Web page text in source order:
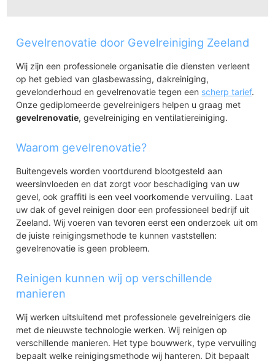
Retranchement
Gevelrenovatie door Gevelreiniging Zeeland
Wij zijn een professionele organisatie die diensten verleent
op het gebied van glasbewassing, dakreiniging,
gevelonderhoud en gevelrenovatie tegen een scherp tarief.
Onze gediplomeerde gevelreinigers helpen u graag met
gevelrenovatie, gevelreiniging en ventilatiereiniging.
Waarom gevelrenovatie?
Buitengevels worden voortdurend blootgesteld aan
weersinvloeden en dat zorgt voor beschadiging van uw
gevel, ook graffiti is een veel voorkomende vervuiling. Laat
uw dak of gevel reinigen door een professioneel bedrijf uit
Zeeland. Wij voeren van tevoren eerst een onderzoek uit om
de juiste reinigingsmethode te kunnen vaststellen:
gevelrenovatie is geen probleem.
Reinigen kunnen wij op verschillende
manieren
Wij werken uitsluitend met professionele gevelreinigers die
met de nieuwste technologie werken. Wij reinigen op
verschillende manieren. Het type bouwwerk, type vervuiling
bepaalt welke reinigingsmethode wij hanteren. Dit bepaalt